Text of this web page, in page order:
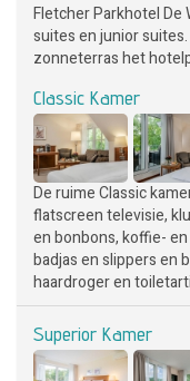
Fletcher Parkhotel De
suites en junior
zonneterras het
Classic Kamer
De ruime Classic
flatscreen televisie,
en bonbons, koffie-
badjas en slippers en
haardroger en
Superior Kamer